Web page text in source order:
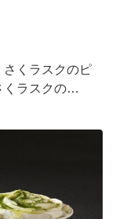
さくラスクのピ
ラスクの